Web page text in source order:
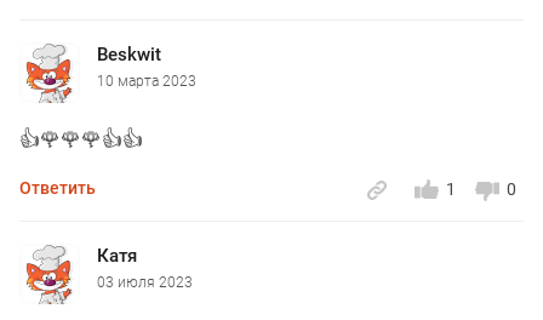
Beskwit
10 марта 2023
👍🌹🌹🌹👍👍
0
1
Ответить
Катя
03 июля 2023